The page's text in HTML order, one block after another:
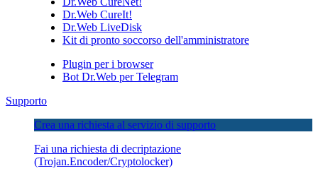
Dr.Web CureIt!
Dr.Web LiveDisk
Kit di pronto soccorso dell'amministratore
Plugin per i browser
Bot Dr.Web per Telegram
Supporto
Crea una richiesta al servizio di supporto
Fai una richiesta di decriptazione
(Trojan.Encoder/Cryptolocker)